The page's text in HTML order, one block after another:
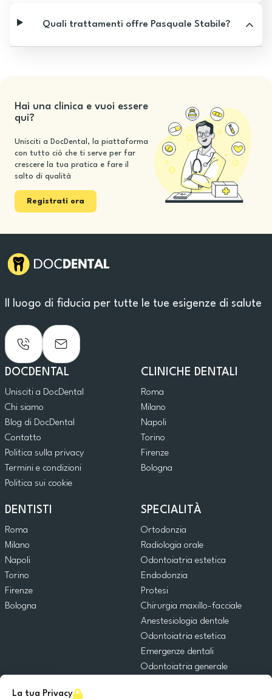
La tua Privacy
Quali trattamenti offre Pasquale Stabile?
Hai una clinica e vuoi essere
qui?
Unisciti a DocDental, la piattaforma
con tutto ciò che ti serve per far
crescere la tua pratica e fare il
salto di qualità
Registrati ora
Il luogo di fiducia per tutte le tue esigenze di salute
DOCDENTAL
Unisciti a DocDental
Chi siamo
Blog di DocDental
Contatto
Politica sulla privacy
Termini e condizioni
Politica sui cookie
CLINICHE DENTALI
Roma
Milano
Napoli
Torino
Firenze
Bologna
DENTISTI
Roma
Milano
Napoli
Torino
Firenze
Bologna
SPECIALITÀ
Ortodonzia
Radiologia orale
Odontoiatria estetica
Endodonzia
Protesi
Chirurgia maxillo-facciale
Anestesiologia dentale
Odontoiatria estetica
Emergenze dentali
Odontoiatria generale